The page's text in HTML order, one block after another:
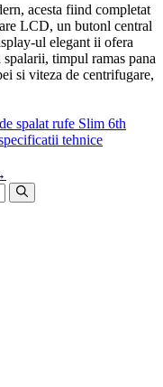
acesta fiind completat
LCD, un butonl central
ul elegant ii ofera
timpul ramas pana
si viteza de centrifugare,
spalat rufe Slim 6th
tehnice